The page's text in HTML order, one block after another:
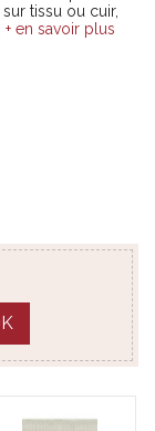
tissu ou cuir,
+ en savoir plus